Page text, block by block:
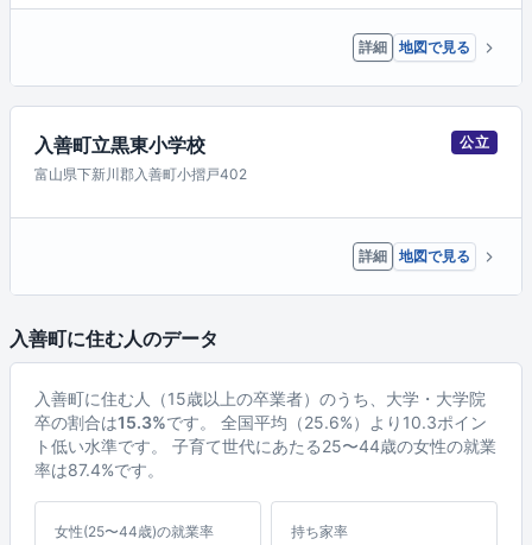
詳細 地図で見る
入善町立黒東小学校
公立
富山県下新川郡入善町小摺戸402
詳細 地図で見る
入善町に住む人のデータ
入善町に住む人（15歳以上の卒業者）のうち、大学・大学院
卒の割合は15.3%です。 全国平均（25.6%）より10.3ポイン
ト低い水準です。 子育て世代にあたる25〜44歳の女性の就業
率は87.4%です。
女性(25〜44歳)の就業率 持ち家率